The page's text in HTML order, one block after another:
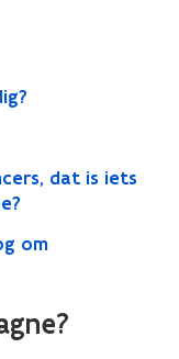
dat is iets
om